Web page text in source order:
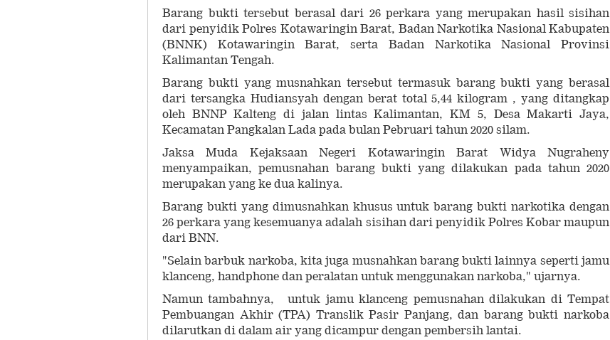
Barang bukti tersebut berasal dari 26 perkara yang merupakan hasil sisihan
dari penyidik Polres Kotawaringin Barat, Badan Narkotika Nasional Kabupaten
(BNNK) Kotawaringin Barat, serta Badan Narkotika Nasional Provinsi
Kalimantan Tengah.
Barang bukti yang musnahkan tersebut termasuk barang bukti yang berasal
dari tersangka Hudiansyah dengan berat total 5,44 kilogram , yang ditangkap
oleh BNNP Kalteng di jalan lintas Kalimantan, KM 5, Desa Makarti Jaya,
Kecamatan Pangkalan Lada pada bulan Pebruari tahun 2020 silam.
Jaksa Muda Kejaksaan Negeri Kotawaringin Barat Widya Nugraheny
menyampaikan, pemusnahan barang bukti yang dilakukan pada tahun 2020
merupakan yang ke dua kalinya.
Barang bukti yang dimusnahkan khusus untuk barang bukti narkotika dengan
26 perkara yang kesemuanya adalah sisihan dari penyidik Polres Kobar maupun
dari BNN.
"Selain barbuk narkoba, kita juga musnahkan barang bukti lainnya seperti jamu
klanceng, handphone dan peralatan untuk menggunakan narkoba," ujarnya.
Namun tambahnya, untuk jamu klanceng pemusnahan dilakukan di Tempat
Pembuangan Akhir (TPA) Translik Pasir Panjang, dan barang bukti narkoba
dilarutkan di dalam air yang dicampur dengan pembersih lantai.